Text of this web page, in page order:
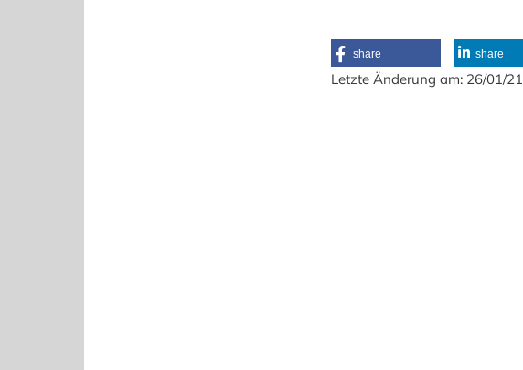
share share
Letzte Änderung am: 26/01/21